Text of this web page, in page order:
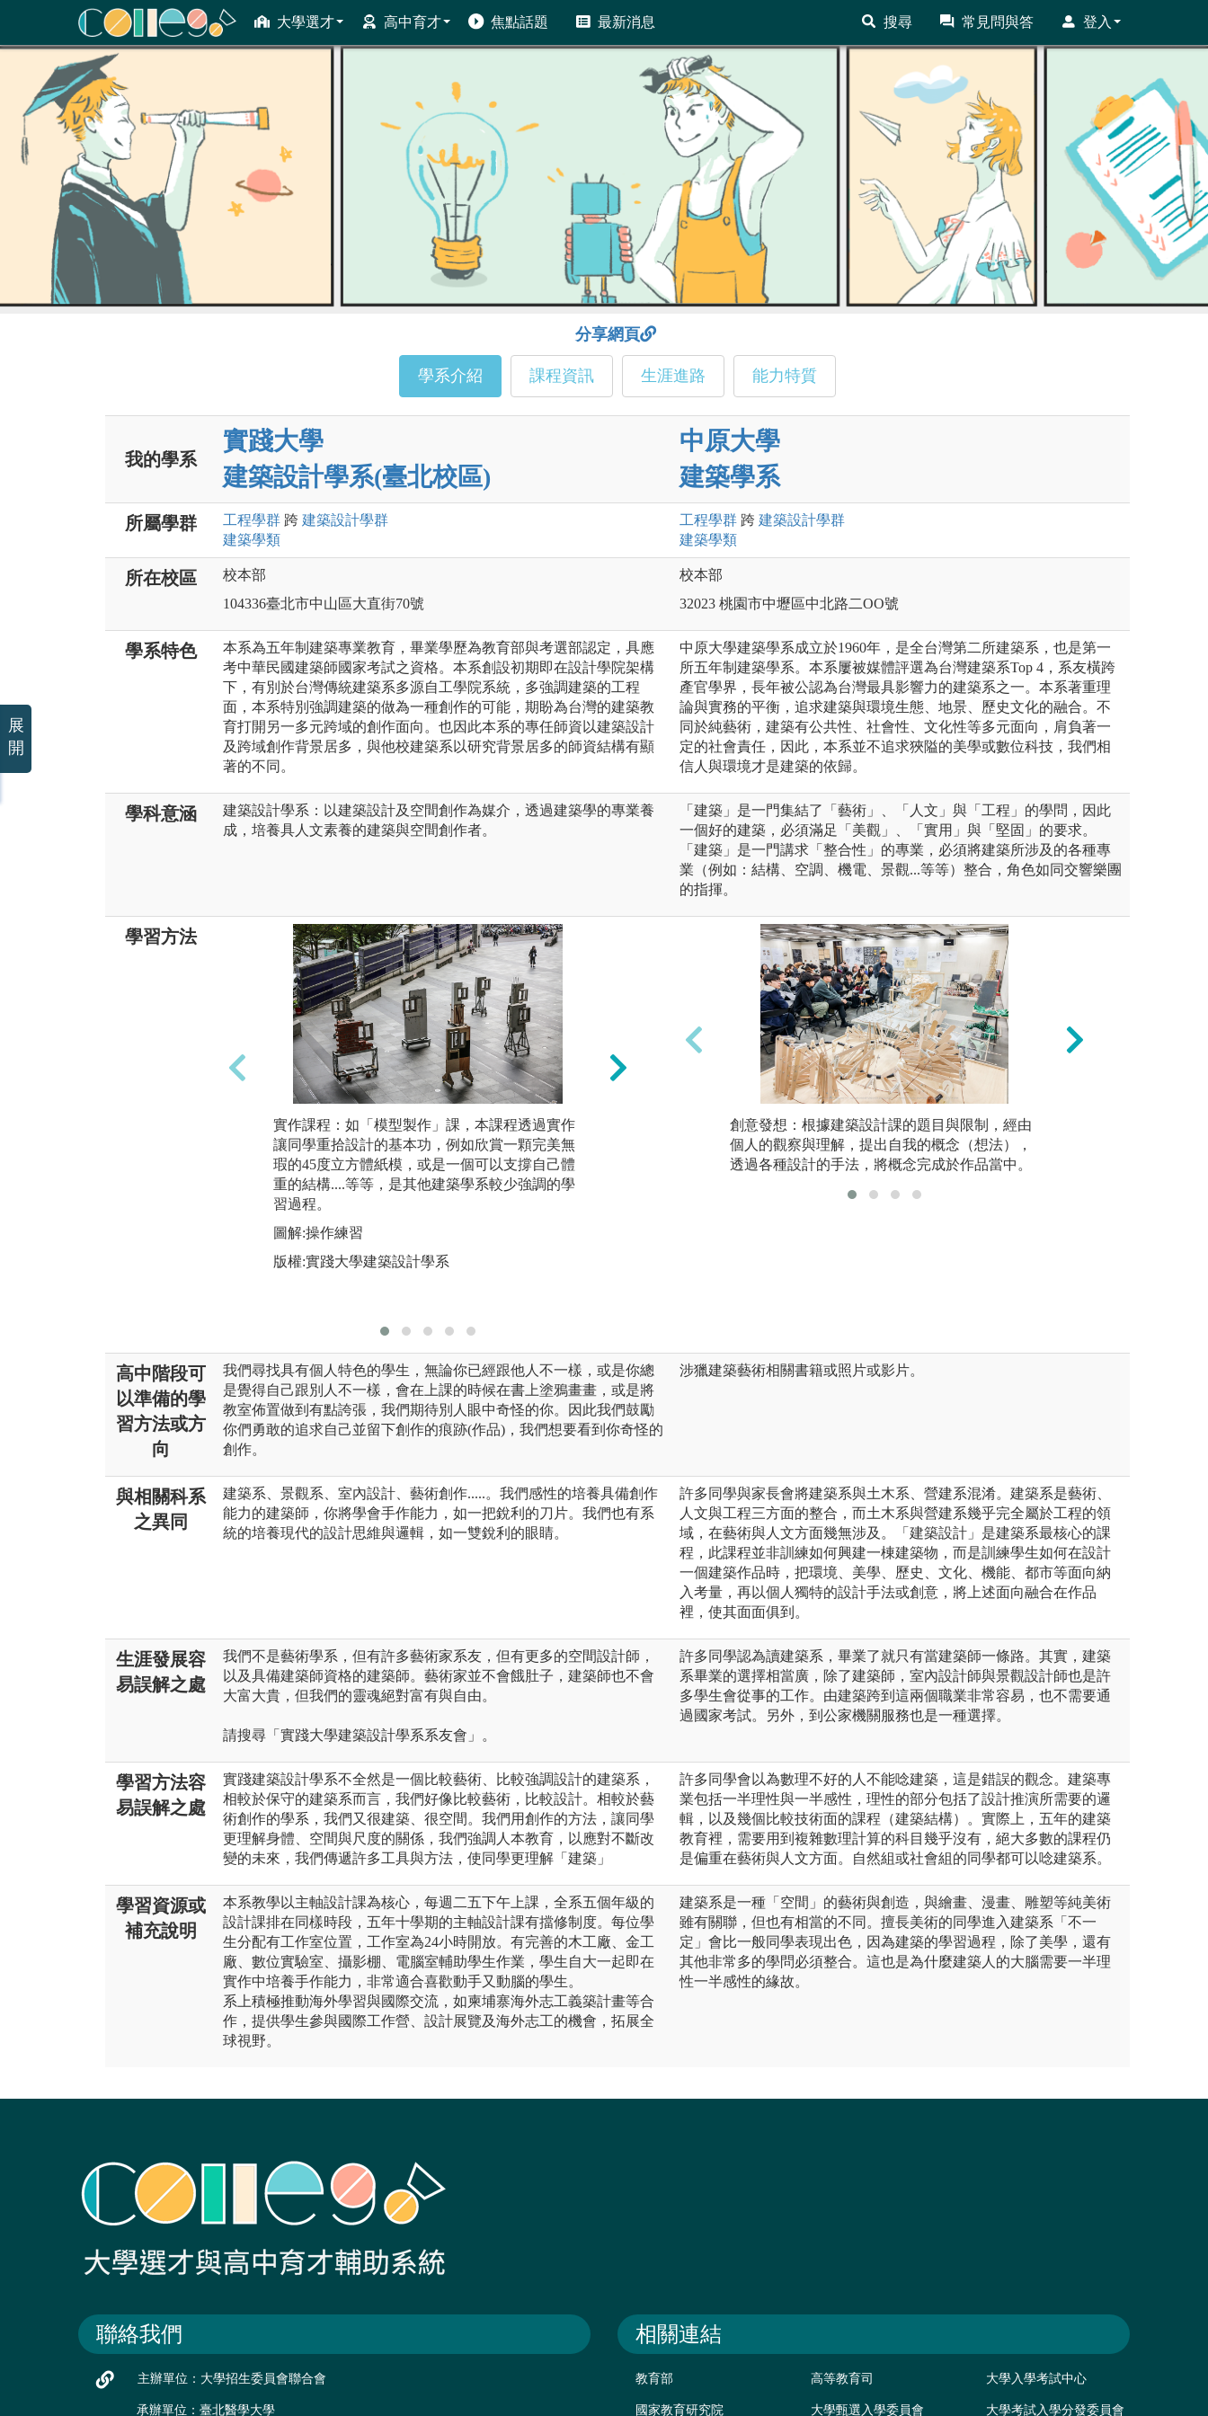
大學選才 高中育才 焦點話題 最新消息 搜尋 常見問與答 登入
ColleGo! 大學選才與高中育才輔助系統
分享網頁
學系介紹 課程資訊 生涯進路 能力特質
我的學系
實踐大學
建築設計學系(臺北校區)
中原大學
建築學系
所屬學群 工程學群 跨 建築設計學群
建築學類
工程學群 跨 建築設計學群
建築學類
所在校區
校本部
104336臺北市中山區大直街70號
校本部
32023 桃園市中壢區中北路二OO號
學系特色
本系為五年制建築專業教育，畢業學歷為教育部與考選部認定，具應
考中華民國建築師國家考試之資格。本系創設初期即在設計學院架構
下，有別於台灣傳統建築系多源自工學院系統，多強調建築的工程
面，本系特別強調建築的做為一種創作的可能，期盼為台灣的建築教
育打開另一多元跨域的創作面向。也因此本系的專任師資以建築設計
及跨域創作背景居多，與他校建築系以研究背景居多的師資結構有顯
著的不同。
中原大學建築學系成立於1960年，是全台灣第二所建築系，也是第一
所五年制建築學系。本系屢被媒體評選為台灣建築系Top 4，系友橫跨
產官學界，長年被公認為台灣最具影響力的建築系之一。本系著重理
論與實務的平衡，追求建築與環境生態、地景、歷史文化的融合。不
同於純藝術，建築有公共性、社會性、文化性等多元面向，肩負著一
定的社會責任，因此，本系並不追求狹隘的美學或數位科技，我們相
信人與環境才是建築的依歸。
學科意涵
建築設計學系：以建築設計及空間創作為媒介，透過建築學的專業養
成，培養具人文素養的建築與空間創作者。
「建築」是一門集結了「藝術」、「人文」與「工程」的學問，因此
一個好的建築，必須滿足「美觀」、「實用」與「堅固」的要求。
「建築」是一門講求「整合性」的專業，必須將建築所涉及的各種專
業（例如：結構、空調、機電、景觀...等等）整合，角色如同交響樂團
的指揮。
學習方法
實作課程：如「模型製作」課，本課程透過實作
讓同學重拾設計的基本功，例如欣賞一顆完美無
瑕的45度立方體紙模，或是一個可以支撐自己體
重的結構....等等，是其他建築學系較少強調的學
習過程。
圖解:操作練習
版權:實踐大學建築設計學系
理論課程：如「設計概論」，透過藝術史或是設
計史經典的書籍研讀，透過討論與報告使學習能
夠更具深度。
創意發想：根據建築設計課的題目與限制，經由
個人的觀察與理解，提出自我的概念（想法），
透過各種設計的手法，將概念完成於作品當中。
高中階段可
以準備的學
習方法或方
向
我們尋找具有個人特色的學生，無論你已經跟他人不一樣，或是你總
是覺得自己跟別人不一樣，會在上課的時候在書上塗鴉畫畫，或是將
教室佈置做到有點誇張，我們期待別人眼中奇怪的你。因此我們鼓勵
你們勇敢的追求自己並留下創作的痕跡(作品)，我們想要看到你奇怪的
創作。
涉獵建築藝術相關書籍或照片或影片。
與相關科系
之異同
建築系、景觀系、室內設計、藝術創作.....。我們感性的培養具備創作
能力的建築師，你將學會手作能力，如一把銳利的刀片。我們也有系
統的培養現代的設計思維與邏輯，如一雙銳利的眼睛。
許多同學與家長會將建築系與土木系、營建系混淆。建築系是藝術、
人文與工程三方面的整合，而土木系與營建系幾乎完全屬於工程的領
域，在藝術與人文方面幾無涉及。「建築設計」是建築系最核心的課
程，此課程並非訓練如何興建一棟建築物，而是訓練學生如何在設計
一個建築作品時，把環境、美學、歷史、文化、機能、都市等面向納
入考量，再以個人獨特的設計手法或創意，將上述面向融合在作品
裡，使其面面俱到。
生涯發展容
易誤解之處
我們不是藝術學系，但有許多藝術家系友，但有更多的空間設計師，
以及具備建築師資格的建築師。藝術家並不會餓肚子，建築師也不會
大富大貴，但我們的靈魂絕對富有與自由。
請搜尋「實踐大學建築設計學系系友會」。
許多同學認為讀建築系，畢業了就只有當建築師一條路。其實，建築
系畢業的選擇相當廣，除了建築師，室內設計師與景觀設計師也是許
多學生會從事的工作。由建築跨到這兩個職業非常容易，也不需要通
過國家考試。另外，到公家機關服務也是一種選擇。
學習方法容
易誤解之處
實踐建築設計學系不全然是一個比較藝術、比較強調設計的建築系，
相較於保守的建築系而言，我們好像比較藝術，比較設計。相較於藝
術創作的學系，我們又很建築、很空間。我們用創作的方法，讓同學
更理解身體、空間與尺度的關係，我們強調人本教育，以應對不斷改
變的未來，我們傳遞許多工具與方法，使同學更理解「建築」
許多同學會以為數理不好的人不能唸建築，這是錯誤的觀念。建築專
業包括一半理性與一半感性，理性的部分包括了設計推演所需要的邏
輯，以及幾個比較技術面的課程（建築結構）。實際上，五年的建築
教育裡，需要用到複雜數理計算的科目幾乎沒有，絕大多數的課程仍
是偏重在藝術與人文方面。自然組或社會組的同學都可以唸建築系。
學習資源或
補充說明
本系教學以主軸設計課為核心，每週二五下午上課，全系五個年級的
設計課排在同樣時段，五年十學期的主軸設計課有擋修制度。每位學
生分配有工作室位置，工作室為24小時開放。有完善的木工廠、金工
廠、數位實驗室、攝影棚、電腦室輔助學生作業，學生自大一起即在
實作中培養手作能力，非常適合喜歡動手又動腦的學生。
系上積極推動海外學習與國際交流，如柬埔寨海外志工義築計畫等合
作，提供學生參與國際工作營、設計展覽及海外志工的機會，拓展全
球視野。
建築系是一種「空間」的藝術與創造，與繪畫、漫畫、雕塑等純美術
雖有關聯，但也有相當的不同。擅長美術的同學進入建築系「不一
定」會比一般同學表現出色，因為建築的學習過程，除了美學，還有
其他非常多的學問必須整合。這也是為什麼建築人的大腦需要一半理
性一半感性的緣故。
聯絡我們
主辦單位：大學招生委員會聯合會
承辦單位：臺北醫學大學
相關連結
教育部 高等教育司 大學入學考試中心
國家教育研究院 大學甄選入學委員會 大學考試入學分發委員會
展
開